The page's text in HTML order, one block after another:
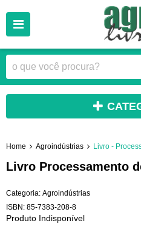
Home Agroindústrias Livro -
Livro Processamento
Categoria: Agroindústrias
ISBN: 85-7383-208-8
Produto Indisponível